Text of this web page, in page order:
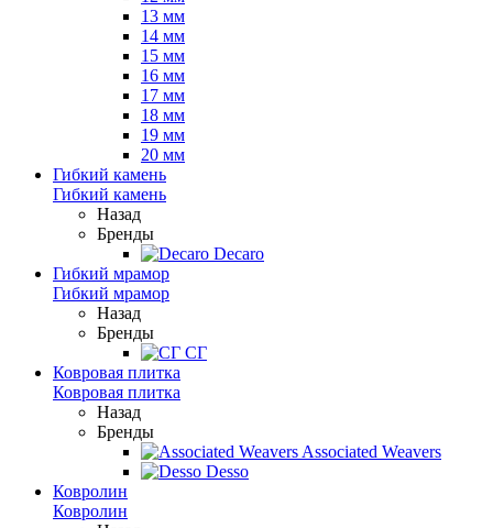
13 мм
14 мм
15 мм
16 мм
17 мм
18 мм
19 мм
20 мм
Гибкий камень
Гибкий камень
Назад
Бренды
Decaro
Гибкий мрамор
Гибкий мрамор
Назад
Бренды
СГ
Ковровая плитка
Ковровая плитка
Назад
Бренды
Associated Weavers
Desso
Ковролин
Ковролин